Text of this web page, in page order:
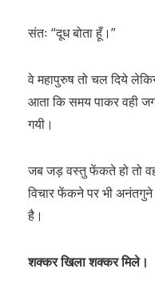
संतः “दूध बोता हूँ।”
वे महापुरुष तो चल दिये
आता कि समय पाकर वही
गयी।
जब जड़ वस्तु फेंकते हो तो
विचार फेंकने पर भी
है।
शक्कर खिला शक्कर मिले।